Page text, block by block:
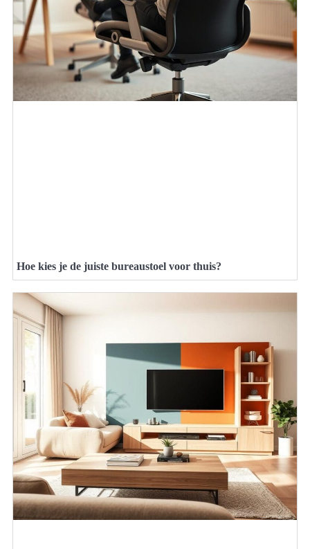
Hoe kies je de juiste bureaustoel voor thuis?